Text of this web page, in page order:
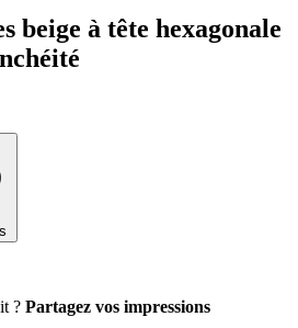
beige à tête hexagonale
? Partagez vos impressions